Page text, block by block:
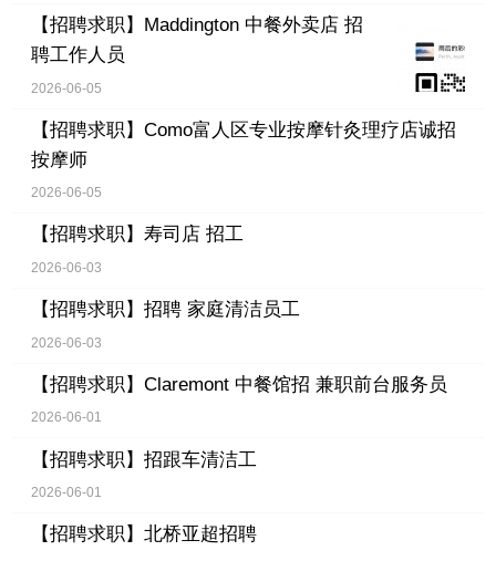
【招聘求职】 Maddington 中餐外卖店 招
聘工作人员
2026-06-05
【招聘求职】 Como富人区专业按摩针灸理疗店诚招
按摩师
2026-06-05
【招聘求职】 寿司店 招工
2026-06-03
【招聘求职】 招聘 家庭清洁员工
2026-06-03
【招聘求职】 Claremont 中餐馆招 兼职前台服务员
2026-06-01
【招聘求职】 招跟车清洁工
2026-06-01
【招聘求职】 北桥亚超招聘